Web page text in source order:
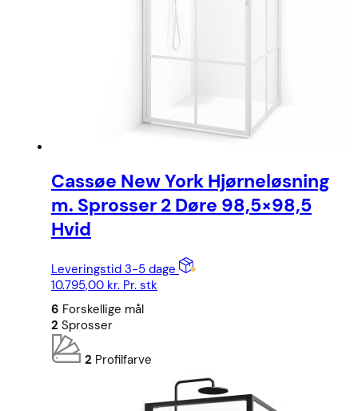
Cassøe New York Hjørneløsning
m. Sprosser 2 Døre 98,5×98,5
Hvid
Leveringstid 3-5 dage
10.795,00 kr. Pr. stk
6 Forskellige mål
2 Sprosser
2 Profilfarve